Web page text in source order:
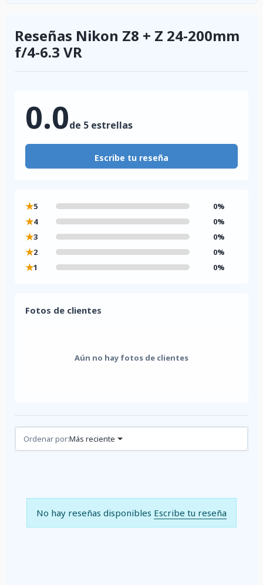
Reseñas Nikon Z8 + Z 24-200mm
f/4-6.3 VR
0.0de 5 estrellas
Escribe tu reseña
★5 0%
★4 0%
★3 0%
★2 0%
★1 0%
Fotos de clientes
Aún no hay fotos de clientes
Reseñas (0)
Ordenar por:Más reciente
No hay reseñas disponibles Escribe tu reseña